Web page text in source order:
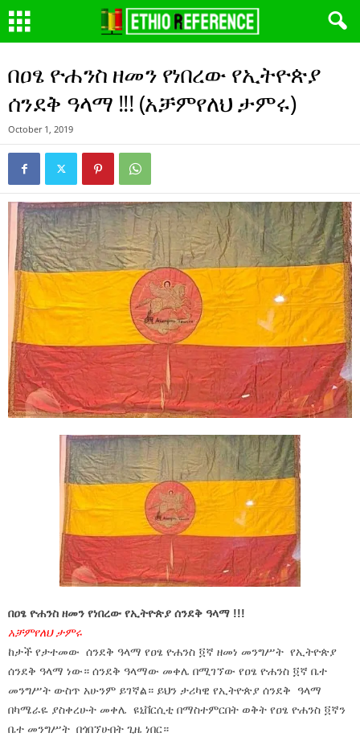
በዐፄ ዮሐንስ ዘመን የነበረው የኢትዮጵያ
ሰንደቅ ዓላማ !!! (አቻምየለህ ታምሩ)
October 1, 2019
በዐፄ ዮሐንስ ዘመን የነበረው የኢትዮጵያ ሰንደቅ ዓላማ !!!
አቻምየለህ ታምሩ
ከታች የታተመው ሰንደቅ ዓላማ የዐፄ ዮሐንስ ፬ኛ ዘመነ መንግሥት የኢትዮጵያ
ሰንደቅ ዓላማ ነው። ሰንደቅ ዓላማው መቀሌ በሚገኘው የዐፄ ዮሐንስ ፬ኛ ቤተ
መንግሥት ውስጥ አሁንም ይገኛል። ይህን ታሪካዊ የኢትዮጵያ ሰንደቅ ዓላማ
በካሜራዬ ያስቀረሁት መቀሌ ዩኒቨርሲቲ በማስተምርበት ወቅት የዐፄ ዮሐንስ ፬ኛን
ቤተ መንግሥት በጎበኘሁበት ጊዜ ነበር።